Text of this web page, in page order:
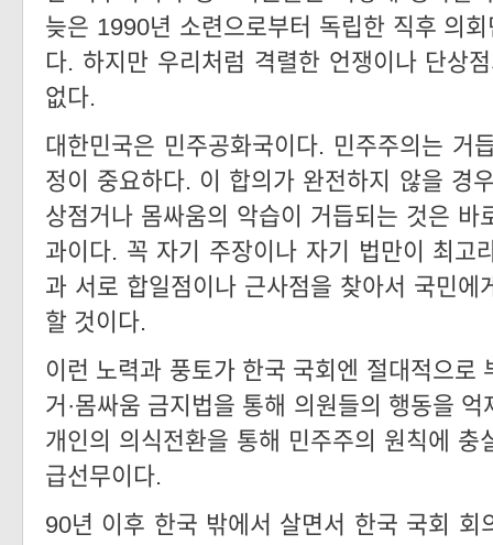
늦은 1990년 소련으로부터 독립한 직후 의
다. 하지만 우리처럼 격렬한 언쟁이나 단상
없다.
대한민국은 민주공화국이다. 민주주의는 거
정이 중요하다. 이 합의가 완전하지 않을 경
상점거나 몸싸움의 악습이 거듭되는 것은 바
과이다. 꼭 자기 주장이나 자기 법만이 최고
과 서로 합일점이나 근사점을 찾아서 국민에
할 것이다.
이런 노력과 풍토가 한국 국회엔 절대적으로
거·몸싸움 금지법을 통해 의원들의 행동을
개인의 의식전환을 통해 민주주의 원칙에 충
급선무이다.
90년 이후 한국 밖에서 살면서 한국 국회 회